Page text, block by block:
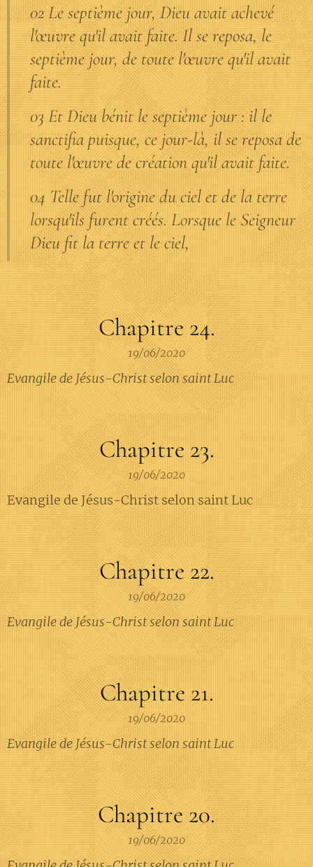
02 Le septième jour, Dieu avait achevé
l'œuvre qu'il avait faite. Il se reposa, le
septième jour, de toute l'œuvre qu'il avait
faite.
03 Et Dieu bénit le septième jour : il le
sanctifia puisque, ce jour-là, il se reposa de
toute l'œuvre de création qu'il avait faite.
04 Telle fut l'origine du ciel et de la terre
lorsqu'ils furent créés. Lorsque le Seigneur
Dieu fit la terre et le ciel,
Chapitre 24.
19/06/2020
Evangile de Jésus-Christ selon saint Luc
Chapitre 23.
19/06/2020
Evangile de Jésus-Christ selon saint Luc
Chapitre 22.
19/06/2020
Evangile de Jésus-Christ selon saint Luc
Chapitre 21.
19/06/2020
Evangile de Jésus-Christ selon saint Luc
Chapitre 20.
19/06/2020